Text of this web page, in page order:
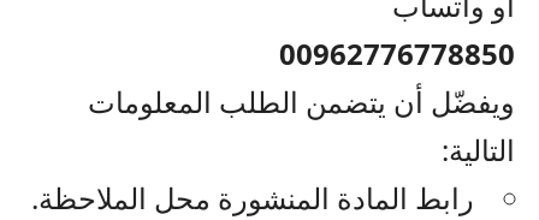
00962776778850
ويفضّل أن يتضمن الطلب المعلومات
التالية:
رابط المادة المنشورة محل الملاحظة.